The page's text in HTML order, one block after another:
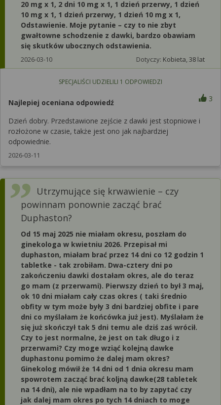
20 mg x 1, 2 dni 10 mg x 1, 1 dzień przerwy, 1 dzień
10 mg x 1, 1 dzień przerwy, 1 dzień 10 mg x 1,
Odstawienie. Moje pytanie – czy to nie zbyt
gwałtowne schodzenie z dawki, bardzo obawiam
się skutków ubocznych odstawienia.
2026-03-10 Dotyczy: Kobieta, 38 lat
SPECJALIŚCI UDZIELILI 1 ODPOWIEDZI
Najlepiej oceniana odpowiedź 3
Dzień dobry. Przedstawione zejście z dawki jest stopniowe i
rozłożone w czasie, także jest ono jak najbardziej
odpowiednie.
2026-03-11
Utrzymujące się krwawienie – czy
powinnam ponownie zacząć brać
Duphaston?
Od 15 maj 2025 nie miałam okresu, poszłam do
ginekologa w kwietniu 2026. Przepisał mi
duphaston, miałam brać przez 14 dni co 12 godzin 1
tabletke - tak zrobiłam. Dwa-cztery dni po
zakończeniu dawki dostałam okres, ale do teraz
go mam (z przerwami). Pierwszy dzień to był 3 maj,
ok 10 dni miałam cały czas okres ( taki średnio
obfity w tym może były 3 dni bardziej obfite i pare
dni co myślałam że końcówka już jest). Myślałam że
się już skończył tak 5 dni temu ale dziś zaś wrócił.
Czy to jest normalne, że jest on tak długo i z
przerwami? Czy moge wziąć kolejną dawke
duphastonu pomimo że dalej mam okres?
Ginekolog mówił że 14 dni od 1 dnia okresu mam
spowrotem zacząć brać koljną dawke(28 tabletek
na 14 dni), ale nie wpadłam na to by zapytać czy
jak dalej mam okres po tych 14 dniach to moge